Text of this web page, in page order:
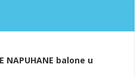
NAPUHANE balone u